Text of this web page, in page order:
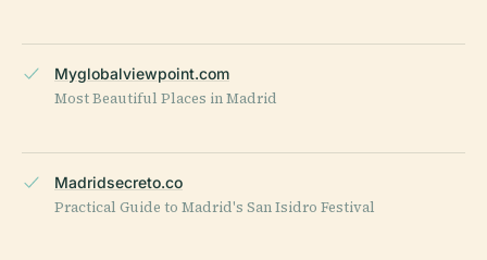
Myglobalviewpoint.com
Most Beautiful Places in Madrid
Madridsecreto.co
Practical Guide to Madrid's San Isidro Festival